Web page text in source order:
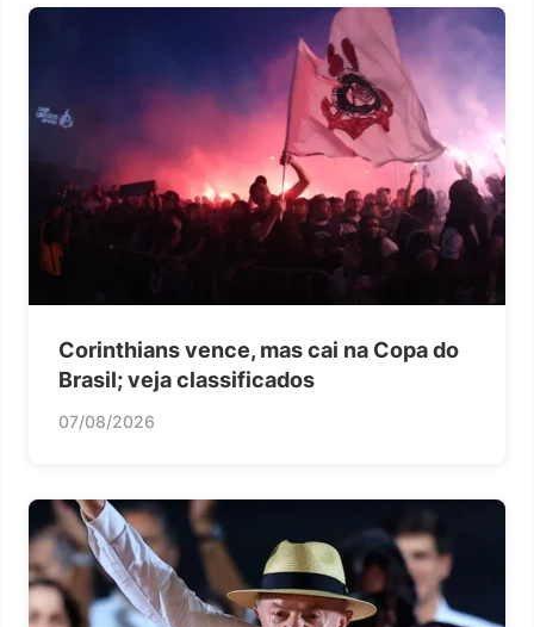
Corinthians vence, mas cai na Copa do
Brasil; veja classificados
07/08/2026